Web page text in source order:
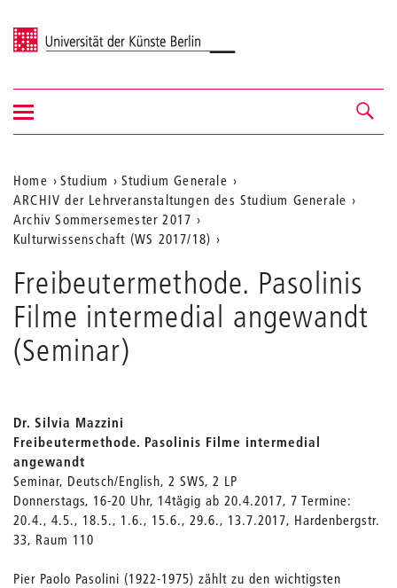
Universität der Künste Berlin
Navigation &
Suche
Navigation
ein-/ausblenden
Aktuelle
Position
auf
der
Webseite
Home Studium
Studium Generale
ARCHIV der Lehrveranstaltungen des Studium Generale
Archiv Sommersemester 2017
Kulturwissenschaft (WS 2017/18)
Freibeutermethode. Pasolinis
Filme intermedial angewandt
(Seminar)
Dr. Silvia Mazzini
Freibeutermethode. Pasolinis Filme intermedial
angewandt
Seminar, Deutsch/English, 2 SWS, 2 LP
Donnerstags, 16-20 Uhr, 14tägig ab 20.4.2017, 7 Termine:
20.4., 4.5., 18.5., 1.6., 15.6., 29.6., 13.7.2017, Hardenbergstr.
33, Raum 110
Pier Paolo Pasolini (1922-1975) zählt zu den wichtigsten